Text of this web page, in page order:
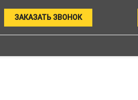
ЗАКАЗАТЬ ЗВОНОК